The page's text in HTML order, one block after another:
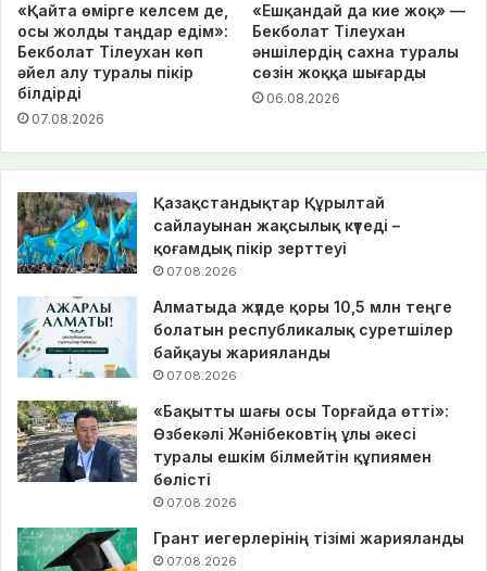
«Қайта өмірге келсем де,
осы жолды таңдар едім»:
Бекболат Тілеухан көп
әйел алу туралы пікір
білдірді
07.08.2026
«Ешқандай да кие жоқ» —
Бекболат Тілеухан
әншілердің сахна туралы
сөзін жоққа шығарды
06.08.2026
Қазақстандықтар Құрылтай
сайлауынан жақсылық күтеді –
қоғамдық пікір зерттеуі
07.08.2026
Алматыда жүлде қоры 10,5 млн теңге
болатын республикалық суретшілер
байқауы жарияланды
07.08.2026
«Бақытты шағы осы Торғайда өтті»:
Өзбекәлі Жәнібековтің ұлы әкесі
туралы ешкім білмейтін құпиямен
бөлісті
07.08.2026
Грант иегерлерінің тізімі жарияланды
07.08.2026